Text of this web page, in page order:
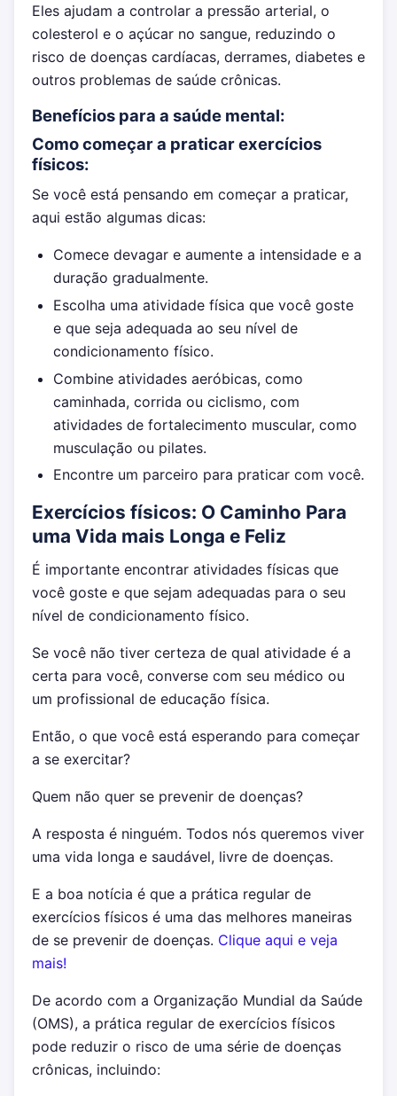
Eles ajudam a controlar a pressão arterial, o
colesterol e o açúcar no sangue, reduzindo o
risco de doenças cardíacas, derrames, diabetes e
outros problemas de saúde crônicas.
Benefícios para a saúde mental:
Como começar a praticar exercícios
físicos:
Se você está pensando em começar a praticar,
aqui estão algumas dicas:
Comece devagar e aumente a intensidade e a
duração gradualmente.
Escolha uma atividade física que você goste
e que seja adequada ao seu nível de
condicionamento físico.
Combine atividades aeróbicas, como
caminhada, corrida ou ciclismo, com
atividades de fortalecimento muscular, como
musculação ou pilates.
Encontre um parceiro para praticar com você.
Exercícios físicos: O Caminho Para
uma Vida mais Longa e Feliz
É importante encontrar atividades físicas que
você goste e que sejam adequadas para o seu
nível de condicionamento físico.
Se você não tiver certeza de qual atividade é a
certa para você, converse com seu médico ou
um profissional de educação física.
Então, o que você está esperando para começar
a se exercitar?
Quem não quer se prevenir de doenças?
A resposta é ninguém. Todos nós queremos viver
uma vida longa e saudável, livre de doenças.
E a boa notícia é que a prática regular de
exercícios físicos é uma das melhores maneiras
de se prevenir de doenças. Clique aqui e veja
mais!
De acordo com a Organização Mundial da Saúde
(OMS), a prática regular de exercícios físicos
pode reduzir o risco de uma série de doenças
crônicas, incluindo: